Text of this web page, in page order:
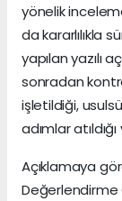
yönelik
da kararlılıkla
yapılan yazılı
sonradan
işletildiği,
adımlar
Açıklamaya
Değerlendirme